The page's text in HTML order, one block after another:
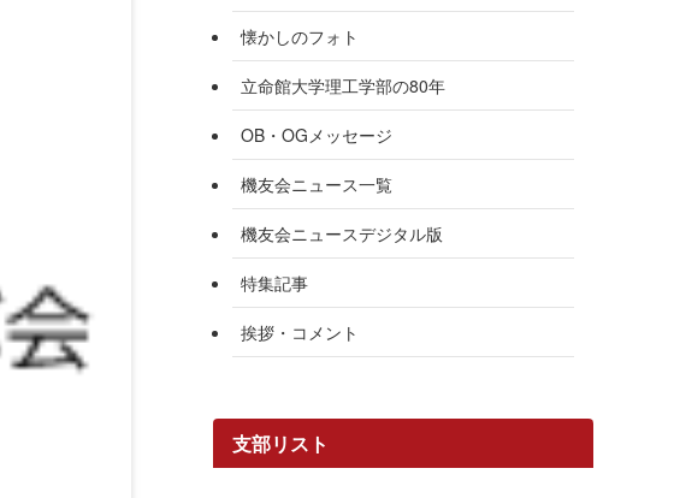
懐かしのフォト
立命館大学理工学部の80年
OB・OGメッセージ
機友会ニュース一覧
機友会ニュースデジタル版
特集記事
挨拶・コメント
支部リスト